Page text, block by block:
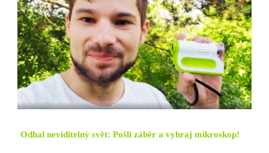
Odhal neviditelný svět: Pošli záběr a vyhraj mikroskop!